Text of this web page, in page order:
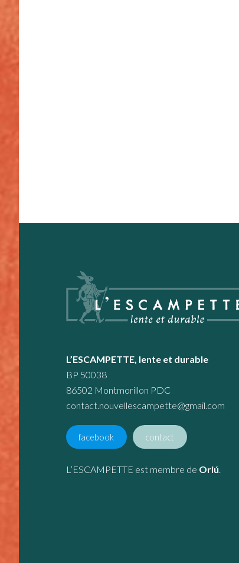
L’ESCAMPETTE, lente et durable
BP 50038
86502 Montmorillon PDC
contact.nouvellescampette@gmail.com
facebook contact
L’ESCAMPETTE est membre de Oriú.